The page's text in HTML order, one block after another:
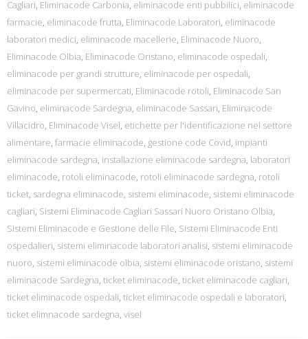
Cagliari, Eliminacode Carbonia, eliminacode enti pubbilici, eliminacode
farmacie, eliminacode frutta, Eliminacode Laboratori, eliminacode
laboratori medici, eliminacode macellerie, Eliminacode Nuoro,
Eliminacode Olbia, Eliminacode Oristano, eliminacode ospedali,
eliminacode per grandi strutture, eliminacode per ospedali,
eliminacode per supermercati, Eliminacode rotoli, Eliminacode San
Gavino, eliminacode Sardegna, eliminacode Sassari, Eliminacode
Villacidro, Eliminacode Visel, etichette per l'identificazione nel settore
alimentare, farmacie eliminacode, gestione code Covid, impianti
eliminacode sardegna, installazione eliminacode sardegna, laboratori
eliminacode, rotoli eliminacode, rotoli eliminacode sardegna, rotoli
ticket, sardegna eliminacode, sistemi eliminacode, sistemi eliminacode
cagliari, Sistemi Eliminacode Cagliari Sassari Nuoro Oristano Olbia,
Sistemi Eliminacode e Gestione delle File, Sistemi Eliminacode Enti
ospedalieri, sistemi eliminacode laboratori analisi, sistemi eliminacode
nuoro, sistemi eliminacode olbia, sistemi eliminacode oristano, sistemi
eliminacode Sardegna, ticket eliminacode, ticket eliminacode cagliari,
ticket eliminacode ospedali, ticket eliminacode ospedali e laboratori,
ticket elimnacode sardegna, visel